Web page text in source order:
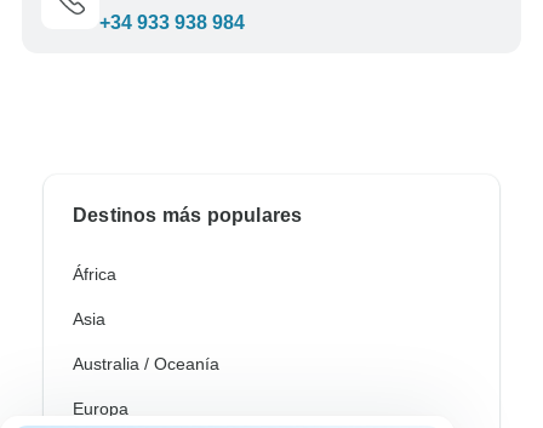
+34 933 938 984
Destinos más populares
África
Asia
Australia / Oceanía
Europa